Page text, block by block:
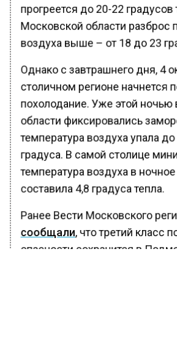
прогреется до 20-22 градусов
Московской области разброс
воздуха выше – от 18 до 23
Однако с завтрашнего дня, 4
столичном регионе начнется
похолодание. Уже этой ночью
области фиксировались
температура воздуха упала
градуса. В самой столице
температура воздуха в
составила 4,8 градуса тепла.
Ранее Вести Московского
сообщали, что третий класс
опасности сохранится в